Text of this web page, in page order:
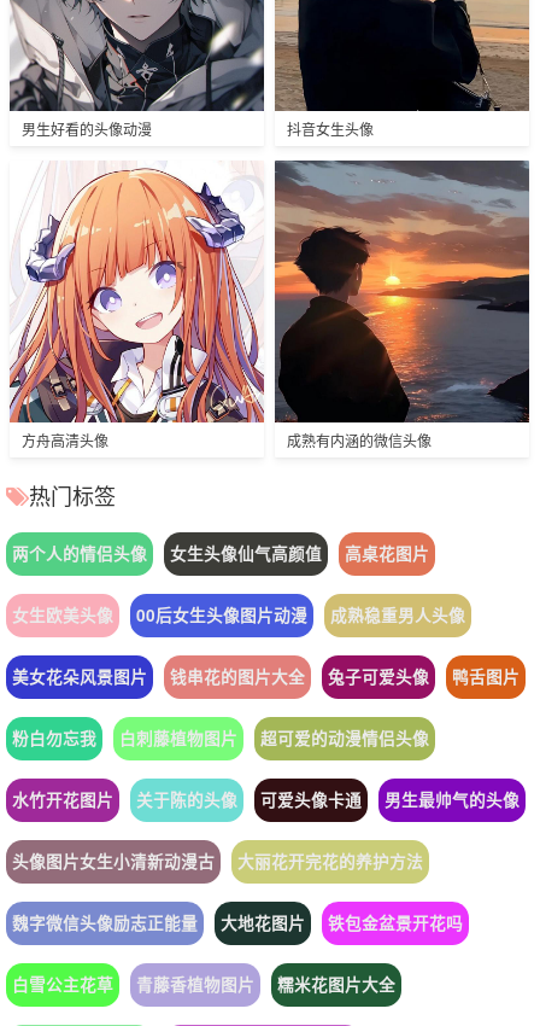
男生好看的头像动漫 抖音女生头像
方舟高清头像 成熟有内涵的微信头像
热门标签
两个人的情侣头像 女生头像仙气高颜值 高桌花图片
女生欧美头像 00后女生头像图片动漫 成熟稳重男人头像
美女花朵风景图片 钱串花的图片大全 兔子可爱头像 鸭舌图片
粉白勿忘我 白刺藤植物图片 超可爱的动漫情侣头像
水竹开花图片 关于陈的头像 可爱头像卡通 男生最帅气的头像
头像图片女生小清新动漫古 大丽花开完花的养护方法
魏字微信头像励志正能量 大地花图片 铁包金盆景开花吗
白雪公主花草 青藤香植物图片 糯米花图片大全